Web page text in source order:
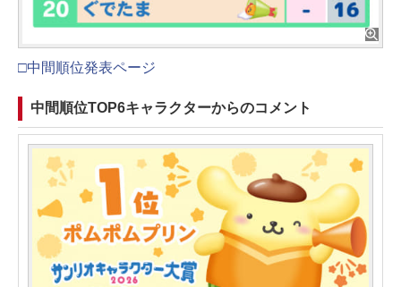
□中間順位発表ページ
中間順位TOP6キャラクターからのコメント